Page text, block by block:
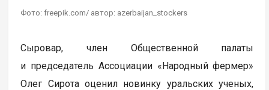
Фото: freepik.com/ автор: azerbaijan_stockers
Сыровар, член Общественной палаты
и председатель Ассоциации «Народный фермер»
Олег Сирота оценил новинку уральских ученых,